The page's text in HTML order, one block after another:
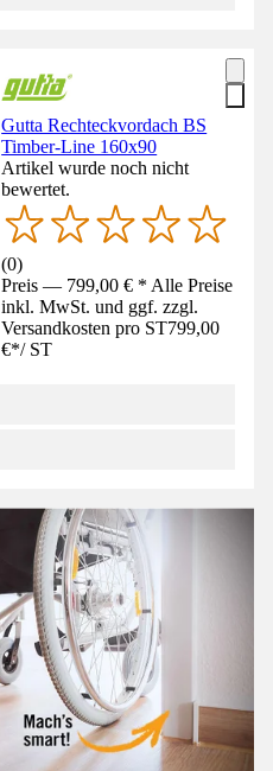
Gutta Rechteckvordach BS
Timber-Line 160x90
Artikel wurde noch nicht
bewertet.
(0)
Preis — 799,00 € * Alle Preise
inkl. MwSt. und ggf. zzgl.
Versandkosten pro ST799,00
€*/ ST